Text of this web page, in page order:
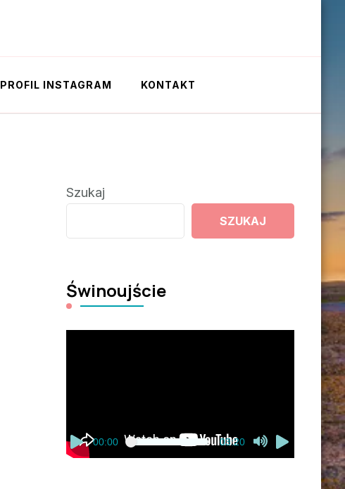
PROFIL INSTAGRAM KONTAKT
Szukaj
SZUKAJ
Świnoujście
00:00 03:20